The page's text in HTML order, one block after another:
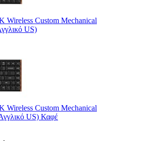
Wireless Custom Mechanical
US)
Wireless Custom Mechanical
US) Καφέ